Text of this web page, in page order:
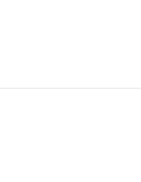
lien de la page dans le